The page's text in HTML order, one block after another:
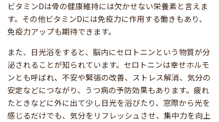
ビタミンDは骨の健康維持には欠かせない栄養素と言えま
す。その他ビタミンDには免疫力に作用する働きもあり、
免疫力アップも期待できます。
また、日光浴をすると、脳内にセロトニンという物質が分
泌されることが知られています。セロトニンは幸せホルモ
ンとも呼ばれ、不安や緊張の改善、ストレス解消、気分の
安定などにつながり、うつ病の予防効果もあります。疲れ
たときなどに外に出て少し日光を浴びたり、窓際から光を
感じるだけでも、気分をリフレッシュさせ、集中力を向上